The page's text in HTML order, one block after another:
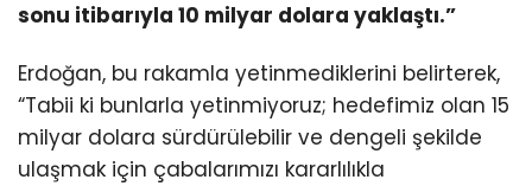
sonu itibarıyla 10 milyar dolara yaklaştı.”
Erdoğan, bu rakamla yetinmediklerini belirterek,
“Tabii ki bunlarla yetinmiyoruz; hedefimiz olan 15
milyar dolara sürdürülebilir ve dengeli şekilde
ulaşmak için çabalarımızı kararlılıkla